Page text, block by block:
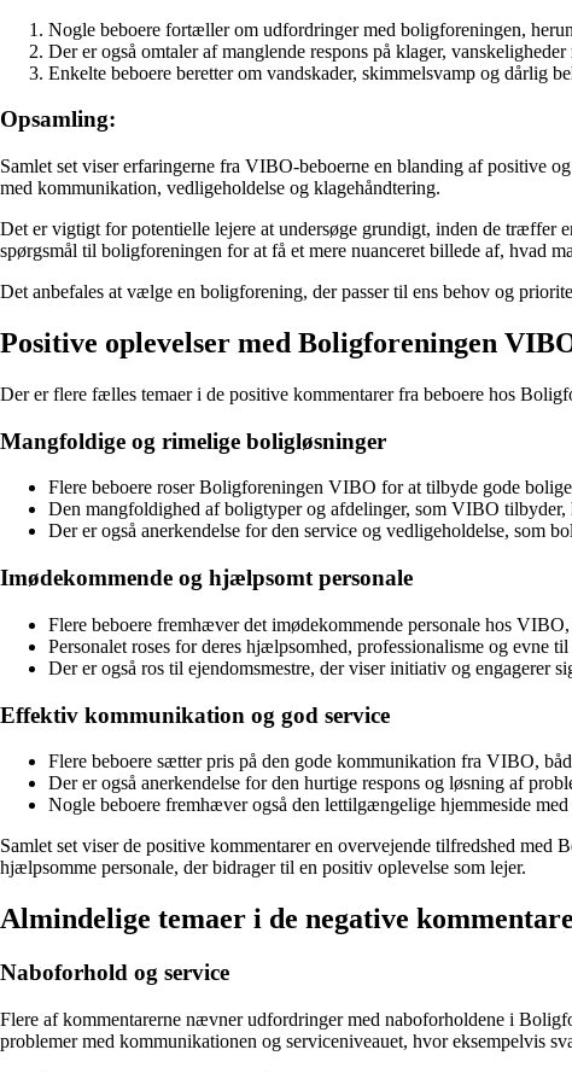
Nogle beboere fortæller om udfordringer med boligforeningen,
Der er også omtaler af manglende respons på klager,
Enkelte beboere beretter om vandskader, skimmelsvamp og dårlig
Opsamling:
Samlet set viser erfaringerne fra VIBO-beboerne en blanding af positive
med kommunikation, vedligeholdelse og klagehåndtering.
Det er vigtigt for potentielle lejere at undersøge grundigt, inden de
spørgsmål til boligforeningen for at få et mere nuanceret billede af, hvad
Det anbefales at vælge en boligforening, der passer til ens behov og
Positive oplevelser med Boligforeningen
Der er flere fælles temaer i de positive kommentarer fra beboere hos
Mangfoldige og rimelige boligløsninger
Flere beboere roser Boligforeningen VIBO for at tilbyde gode
Den mangfoldighed af boligtyper og afdelinger, som VIBO tilbyder,
Der er også anerkendelse for den service og vedligeholdelse, som
Imødekommende og hjælpsomt personale
Flere beboere fremhæver det imødekommende personale hos
Personalet roses for deres hjælpsomhed, professionalisme og evne
Der er også ros til ejendomsmestre, der viser initiativ og engagerer
Effektiv kommunikation og god service
Flere beboere sætter pris på den gode kommunikation fra VIBO,
Der er også anerkendelse for den hurtige respons og løsning af
Nogle beboere fremhæver også den lettilgængelige hjemmeside
Samlet set viser de positive kommentarer en overvejende tilfredshed
hjælpsomme personale, der bidrager til en positiv oplevelse som lejer.
Almindelige temaer i de negative
Naboforhold og service
Flere af kommentarerne nævner udfordringer med naboforholdene i
problemer med kommunikationen og serviceniveauet, hvor eksempelvis